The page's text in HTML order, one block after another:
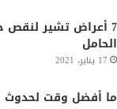
7 أعراض تشير
الحامل
17 يناير، 2021
ما أفضل وقت لحدوث